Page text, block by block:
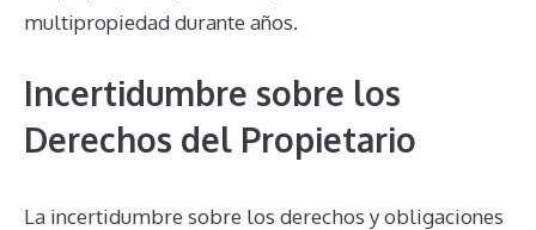
multipropiedad durante años.
Incertidumbre sobre los
Derechos del Propietario
La incertidumbre sobre los derechos y obligaciones